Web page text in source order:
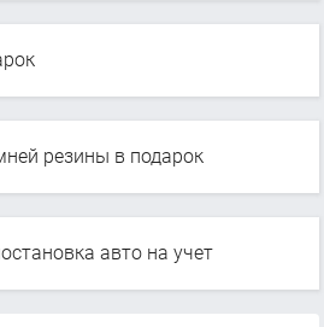
резины в подарок
авто на учет